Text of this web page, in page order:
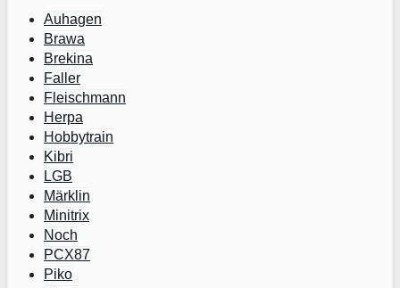
Auhagen
Brawa
Brekina
Faller
Fleischmann
Herpa
Hobbytrain
Kibri
LGB
Märklin
Minitrix
Noch
PCX87
Piko